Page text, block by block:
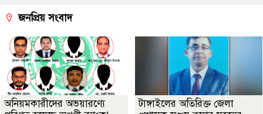
জনপ্রিয় সংবাদ
অনিয়মকারীদের অভয়ারণ্যে
টাঙ্গাইলের অতিরিক্ত জেলা